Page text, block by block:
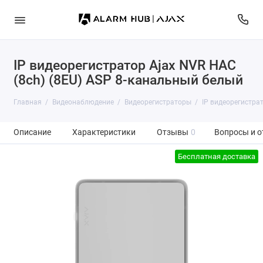
IP видеорегистратор Ajax NVR HAC
(8ch) (8EU) ASP 8-канальный белый
Главная Видеонаблюдение Видеорегистраторы IP
Описание Характеристики Отзывы 0 Вопросы и
Бесплатная доставка